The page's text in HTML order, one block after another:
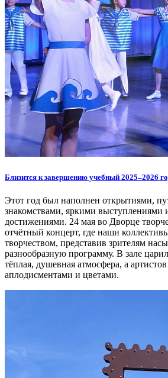
Близится к завершению учебный 2025–2026
Этот год был наполнен открытиями,
знакомствами, яркими выступлениями
достижениями. 24 мая во Дворце
отчётный концерт, где наши
творчеством, представив зрителям
разнообразную программу. В зале
тёплая, душевная атмосфера, а
аплодисментами и цветами.